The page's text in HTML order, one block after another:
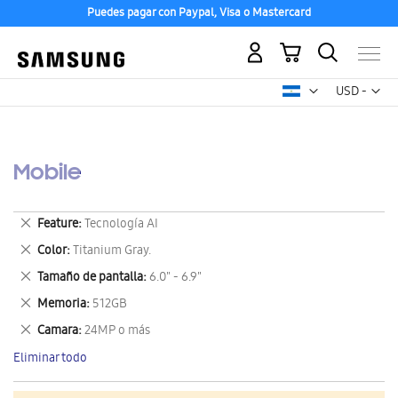
Puedes pagar con Paypal, Visa o Mastercard
USD -
dólar
Mi carrito
Mobile
Feature Tecnología AI
Eliminar
este
artículo
Color Titanium Gray.
Eliminar
este
artículo
Tamaño de pantalla 6.0" - 6.9"
Eliminar
este
artículo
Memoria 512GB
Eliminar
este
artículo
Camara 24MP o más
Eliminar
este
artículo
Eliminar todo